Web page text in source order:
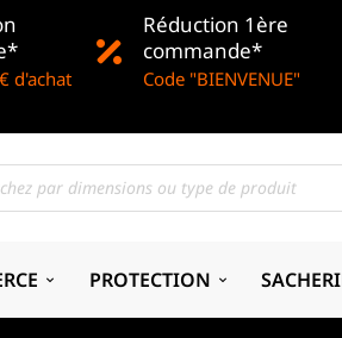
d'achat
Réduction 1ère
commande*
Code "BIENVENUE"
PROTECTION